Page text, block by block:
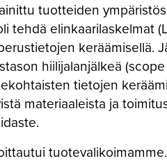
tuotteiden
tehdä elinkaarilaskelmat
keräämisellä.
hiilijalanjälkeä
tietojen
materiaaleista ja